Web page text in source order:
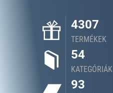
4307
TERMÉKEK
54
KATEGÓRIÁK
93